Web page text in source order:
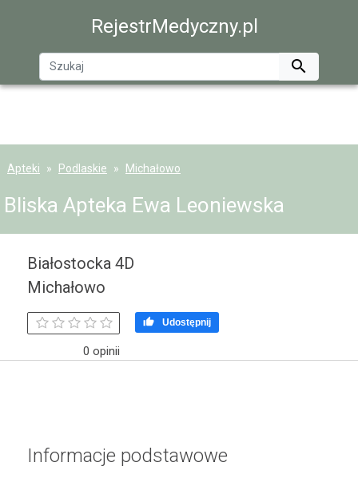
RejestrMedyczny.pl

Apteki Podlaskie Michałowo
Bliska Apteka Ewa Leoniewska
Białostocka 4D
Michałowo
0 opinii
 Udostępnij
Informacje podstawowe